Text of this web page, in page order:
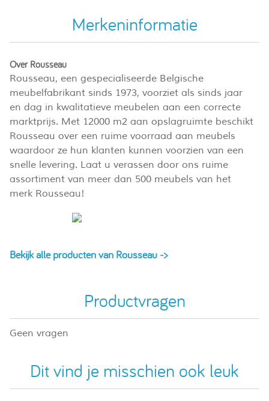
Merkeninformatie
Over Rousseau
Rousseau, een gespecialiseerde Belgische
meubelfabrikant sinds 1973, voorziet als sinds jaar
en dag in kwalitatieve meubelen aan een correcte
marktprijs. Met 12000 m2 aan opslagruimte beschikt
Rousseau over een ruime voorraad aan meubels
waardoor ze hun klanten kunnen voorzien van een
snelle levering. Laat u verassen door ons ruime
assortiment van meer dan 500 meubels van het
merk Rousseau!
Bekijk alle producten van Rousseau ->
Productvragen
Geen vragen
Dit vind je misschien ook leuk